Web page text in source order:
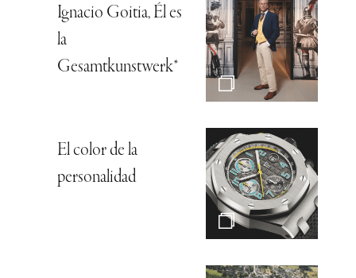
Ignacio Goitia, Él es
la
Gesamtkunstwerk*
El color de la
personalidad